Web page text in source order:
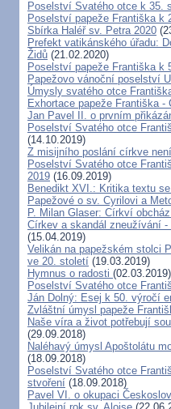
Poselství Svatého otce k 35.
Poselství papeže Františka
Sbírka Haléř sv. Petra 2020
Prefekt vatikánského úřadu:
Židů (21.02.2020)
Poselství papeže Františka k
Papežovo vánoční poselství
Úmysly svatého otce
Exhortace papeže Františka -
Jan Pavel II. o prvním
Poselství Svatého otce
(14.10.2019)
Z misijního poslání církve
Poselství Svatého otce
2019 (16.09.2019)
Benedikt XVI.: Kritika textu
Papežové o sv. Cyrilovi a
P. Milan Glaser: Církví
Církev a skandál zneužívání
(15.04.2019)
Velikán na papežském stolci
ve 20. století (19.03.2019)
Hymnus o radosti (02.03.2019)
Poselství Svatého otce
Ján Dolný: Esej k 50. výročí
Zvláštní úmysl papeže
Naše víra a život potřebují
(29.09.2018)
Naléhavý úmysl Apoštolátu
(18.09.2018)
Poselství Svatého otce
stvoření (18.09.2018)
Pavel VI. o okupaci